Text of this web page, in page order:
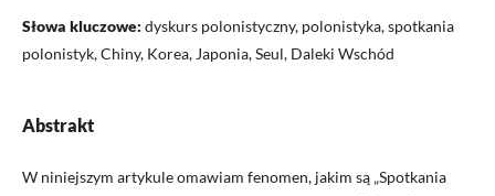
Słowa kluczowe: dyskurs polonistyczny, polonistyka, spotkania
polonistyk, Chiny, Korea, Japonia, Seul, Daleki Wschód
Abstrakt
W niniejszym artykule omawiam fenomen, jakim są „Spotkania